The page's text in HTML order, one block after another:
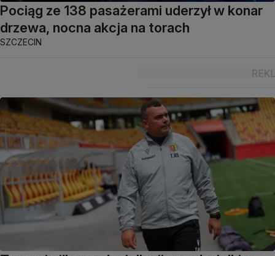
Pociąg ze 138 pasażerami uderzył w konar
drzewa, nocna akcja na torach
SZCZECIN